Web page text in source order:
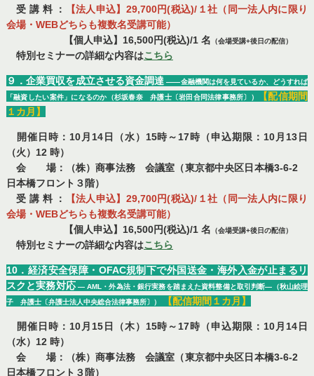
受 講 料 ：
【法人申込】29,700円(税込)/１社（同一法人内に限り
会場・WEBどちらも複数名受講可能）
【個人申込】16,500円(税込)/1 名 （会場受講+後日の配信）
特別セミナーの詳細な内容はこちら
９．企業買収を成立させる資金調達 ――金融機関は何を見ているか、どうすれば
「融資したい案件」になるのか （杉坂春奈 弁護士〔岩田合同法律事務所〕）
【配信期間
１カ月】
開催日時：10月14日（水）15時～17時（申込期限：10月13日
（火）12 時）
会 場：（株）商事法務 会議室（東京都中央区日本橋3-6-2
日本橋フロント３階）
受 講 料 ：
【法人申込】29,700円(税込)/１社（同一法人内に限り
会場・WEBどちらも複数名受講可能）
【個人申込】16,500円(税込)/1 名 （会場受講+後日の配信）
特別セミナーの詳細な内容はこちら
10．経済安全保障・OFAC規制下で外国送金・海外入金が止まるリ
スクと実務対応― AML・外為法・銀行実務を踏まえた資料整備と取引判断―（秋山絵理
子 弁護士〔弁護士法人中央総合法律事務所〕）
【配信期間１カ月】
開催日時：10月15日（木）15時～17時（申込期限：10月14日
（水）12 時）
会 場：（株）商事法務 会議室（東京都中央区日本橋3-6-2
日本橋フロント３階）